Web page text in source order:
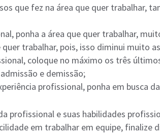
que fez na área que quer trabalhar,
ponha a área que quer trabalhar,
trabalhar, pois, isso diminui muito
coloque no máximo os três
e demissão;
profissional, ponha em busca
profissional e suas habilidades
em trabalhar em equipe, finalize